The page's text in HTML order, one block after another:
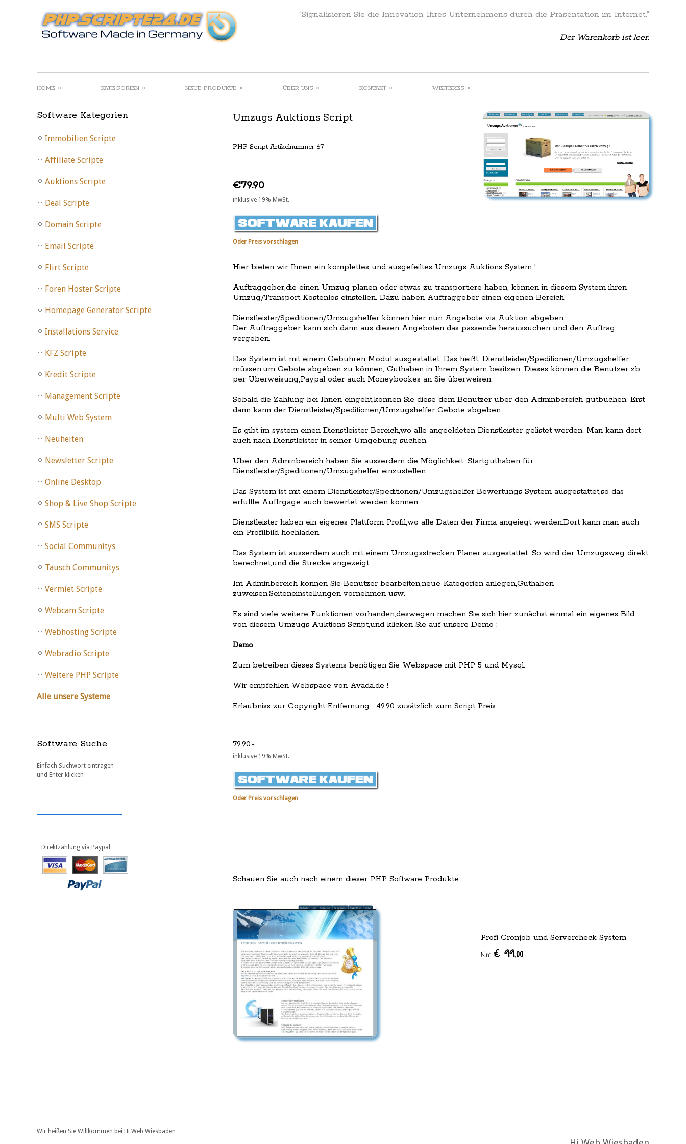
“Signalisieren Sie die Innovation Ihres Unternehmens durch die Präsentation im Internet.”
Der Warenkorb ist leer.
HOME » KATEGORIEN » NEUE PRODUKTE » ÜBER UNS » KONTAKT » WEITERES »
Umzugs Auktions Script
PHP Script Artikelnummer 67
€79.90
inklusive 19% MwSt.
Oder Preis vorschlagen
Hier bieten wir Ihnen ein komplettes und ausgefeiltes Umzugs Auktions System !
Auftraggeber,die einen Umzug planen oder etwas zu transportiere haben, können in diesem System ihren
Umzug/Transport Kostenlos einstellen. Dazu haben Auftraggeber einen eigenen Bereich.
Dienstleister/Speditionen/Umzugshelfer können hier nun Angebote via Auktion abgeben.
Der Auftraggeber kann sich dann aus diesen Angeboten das passende heraussuchen und den Auftrag
vergeben.
Das System ist mit einem Gebühren Modul ausgestattet. Das heißt, Dienstleister/Speditionen/Umzugshelfer
müssen,um Gebote abgeben zu können, Guthaben in Ihrem System besitzen. Dieses können die Benutzer zb.
per Überweisung,Paypal oder auch Moneybookes an Sie überweisen.
Sobald die Zahlung bei Ihnen eingeht,können Sie diese dem Benutzer über den Adminbereich gutbuchen. Erst
dann kann der Dienstleister/Speditionen/Umzugshelfer Gebote abgeben.
Es gibt im system einen Dienstleister Bereich,wo alle angeeldeten Dienstleister gelistet werden. Man kann dort
auch nach Dienstleister in seiner Umgebung suchen.
Über den Adminbereich haben Sie ausserdem die Möglichkeit, Startguthaben für
Dienstleister/Speditionen/Umzugshelfer einzustellen.
Das System ist mit einem Dienstleister/Speditionen/Umzugshelfer Bewertungs System ausgestattet,so das
erfüllte Auftrgäge auch bewertet werden können.
Dienstleister haben ein eigenes Plattform Profil,wo alle Daten der Firma angeiegt werden.Dort kann man auch
ein Profilbild hochladen.
Das System ist ausserdem auch mit einem Umzugsstrecken Planer ausgestattet. So wird der Umzugsweg direkt
berechnet,und die Strecke angezeigt.
Im Adminbereich können Sie Benutzer bearbeiten,neue Kategorien anlegen,Guthaben
zuweisen,Seiteneinstellungen vornehmen usw.
Es sind viele weitere Funktionen vorhanden,deswegen machen Sie sich hier zunächst einmal ein eigenes Bild
von diesem Umzugs Auktions Script,und klicken Sie auf unsere Demo :
Demo
Zum betreiben dieses Systems benötigen Sie Webspace mit PHP 5 und Mysql.
Wir empfehlen Webspace von Avada.de !
Erlaubniss zur Copyright Entfernung : 49,90 zusätzlich zum Script Preis.
79.90,-
inklusive 19% MwSt.
Oder Preis vorschlagen
Schauen Sie auch nach einem dieser PHP Software Produkte
Profi Cronjob und Servercheck System
Nur € 99.00
Software Kategorien
Immobilien Scripte
Affiliate Scripte
Auktions Scripte
Deal Scripte
Domain Scripte
Email Scripte
Flirt Scripte
Foren Hoster Scripte
Homepage Generator Scripte
Installations Service
KFZ Scripte
Kredit Scripte
Management Scripte
Multi Web System
Neuheiten
Newsletter Scripte
Online Desktop
Shop & Live Shop Scripte
SMS Scripte
Social Communitys
Tausch Communitys
Vermiet Scripte
Webcam Scripte
Webhosting Scripte
Webradio Scripte
Weitere PHP Scripte
Alle unsere Systeme
Software Suche
Einfach Suchwort eintragen
und Enter klicken
Direktzahlung via Paypal
Wir heißen Sie Willkommen bei Hi Web Wiesbaden